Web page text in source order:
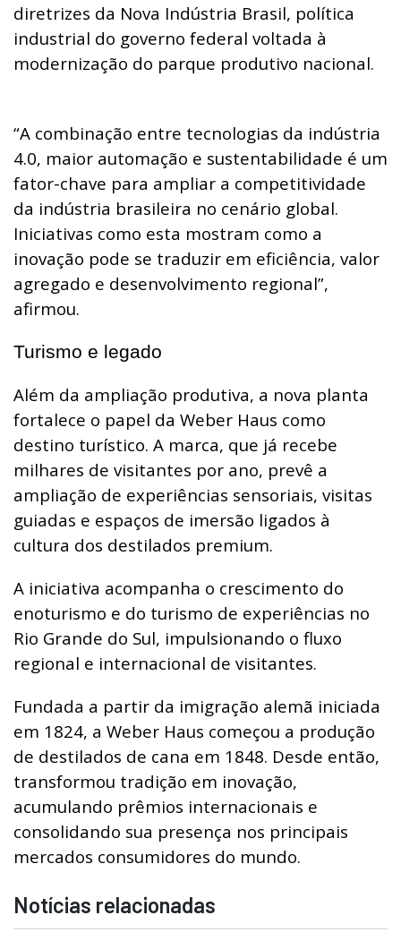
diretrizes da Nova Indústria Brasil, política
industrial do governo federal voltada à
modernização do parque produtivo nacional.
“A combinação entre tecnologias da indústria
4.0, maior automação e sustentabilidade é um
fator-chave para ampliar a competitividade
da indústria brasileira no cenário global.
Iniciativas como esta mostram como a
inovação pode se traduzir em eficiência, valor
agregado e desenvolvimento regional”,
afirmou.
Turismo e legado
Além da ampliação produtiva, a nova planta
fortalece o papel da Weber Haus como
destino turístico. A marca, que já recebe
milhares de visitantes por ano, prevê a
ampliação de experiências sensoriais, visitas
guiadas e espaços de imersão ligados à
cultura dos destilados premium.
A iniciativa acompanha o crescimento do
enoturismo e do turismo de experiências no
Rio Grande do Sul, impulsionando o fluxo
regional e internacional de visitantes.
Fundada a partir da imigração alemã iniciada
em 1824, a Weber Haus começou a produção
de destilados de cana em 1848. Desde então,
transformou tradição em inovação,
acumulando prêmios internacionais e
consolidando sua presença nos principais
mercados consumidores do mundo.
Notícias relacionadas